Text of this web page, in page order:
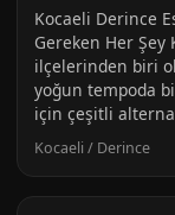
Kocaeli Derince
Gereken Her
ilçelerinden biri
yoğun tempoda
için çeşitli
Kocaeli / Derince